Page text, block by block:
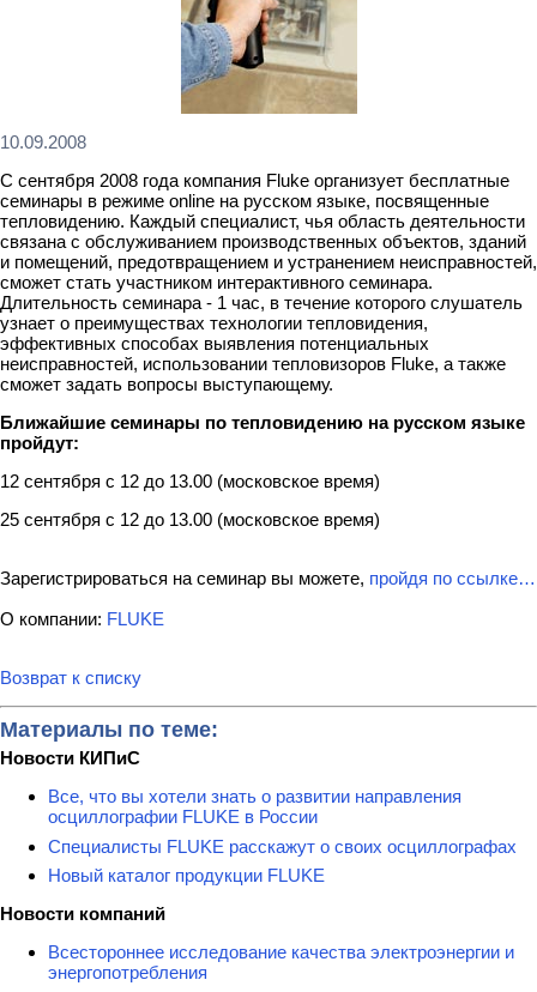
10.09.2008
С сентября 2008 года компания Fluke организует бесплатные
семинары в режиме online на русском языке, посвященные
тепловидению. Каждый специалист, чья область деятельности
связана с обслуживанием производственных объектов, зданий
и помещений, предотвращением и устранением неисправностей,
сможет стать участником интерактивного семинара.
Длительность семинара - 1 час, в течение которого слушатель
узнает о преимуществах технологии тепловидения,
эффективных способах выявления потенциальных
неисправностей, использовании тепловизоров Fluke, а также
сможет задать вопросы выступающему.
Ближайшие семинары по тепловидению на русском языке
пройдут:
12 сентября с 12 до 13.00 (московское время)
25 сентября с 12 до 13.00 (московское время)
Зарегистрироваться на семинар вы можете, пройдя по ссылке…
О компании: FLUKE
Возврат к списку
Материалы по теме:
Новости КИПиС
Все, что вы хотели знать о развитии направления
осциллографии FLUKE в России
Специалисты FLUKE расскажут о своих осциллографах
Новый каталог продукции FLUKE
Новости компаний
Всестороннее исследование качества электроэнергии и
энергопотребления